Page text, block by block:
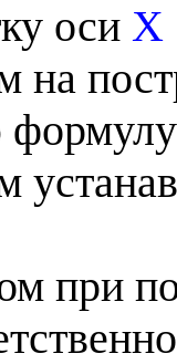
оси X
на
при